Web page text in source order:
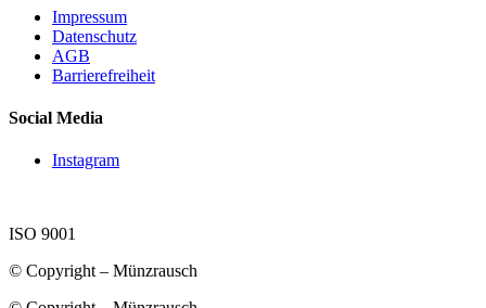
Impressum
Datenschutz
AGB
Barrierefreiheit
Social Media
Instagram
ISO 9001
© Copyright – Münzrausch